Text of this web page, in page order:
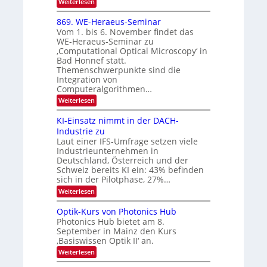
2
6
-
u
n
d
B
i
l
d
v
e
r
a
r
b
e
i
t
u
n
g
s
-
T
m
i
t
d
e
n
k
t
E
x
o
s
e
n
s
m
e
l
d
e
t
s
t
a
r
k
e
s
W
a
c
h
s
t
u
m
i
m
e
869. WE-Heraeus-Seminar
Vom 1. bis 6. November findet das
WE-Heraeus-Seminar zu
‚Computational Optical Microscopy‘ in
Bad Honnef statt.
Themenschwerpunkte sind die
Integration von
Computeralgorithmen…
Weiterlesen:
8
9
.
W
E
-
H
e
r
a
e
u
s
-
S
e
m
i
KI-Einsatz nimmt in der DACH-
Industrie zu
Laut einer IFS-Umfrage setzen viele
Industrieunternehmen in
Deutschland, Österreich und der
Schweiz bereits KI ein: 43% befinden
sich in der Pilotphase, 27%…
Weiterlesen:
K
-
E
i
n
s
a
Optik-Kurs von Photonics Hub
Photonics Hub bietet am 8.
September in Mainz den Kurs
‚Basiswissen Optik II‘ an.
Weiterlesen:
O